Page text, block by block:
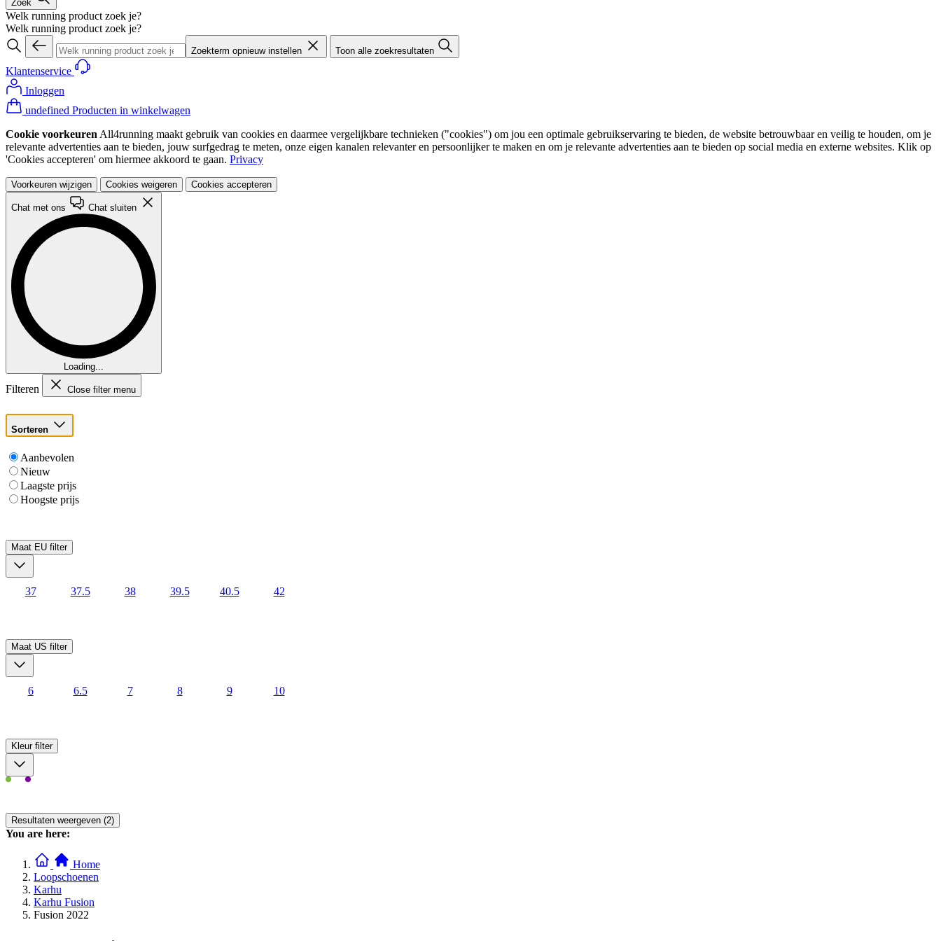
Zoek
Welk running product zoek je?
Welk running product zoek je?
Zoekterm opnieuw instellen Toon alle zoekresultaten
Klantenservice
Inloggen
undefined Producten in winkelwagen
Cookie voorkeuren All4running maakt gebruik van cookies en daarmee vergelijkbare technieken ("cookies") om jou een optimale gebruikservaring te bieden, de website betrouwbaar en veilig te houden, om je
relevante advertenties aan te bieden, jouw surfgedrag te meten, onze eigen kanalen relevanter en persoonlijker te maken en om je relevante advertenties aan te bieden op social media en externe websites. Klik op
'Cookies accepteren' om hiermee akkoord te gaan. Privacy
Voorkeuren wijzigen Cookies weigeren Cookies accepteren
Chat met ons Chat sluiten
Loading...
Filteren Close filter menu
Sorteren
Aanbevolen
Nieuw
Laagste prijs
Hoogste prijs
Maat EU filter
37 37.5 38 39.5 40.5 42
Maat US filter
6 6.5 7 8 9 10
Kleur filter
Resultaten weergeven (2)
You are here:
Home
Loopschoenen
Karhu
Karhu Fusion
Fusion 2022